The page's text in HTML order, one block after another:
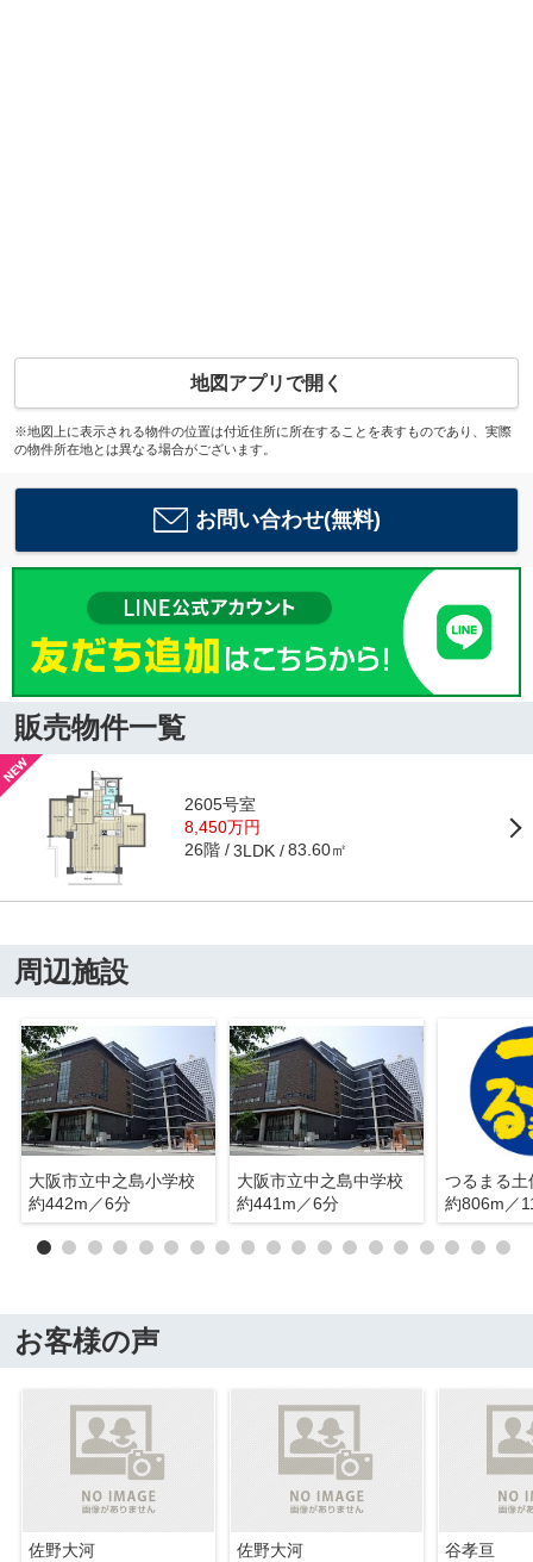
地図アプリで開く
※地図上に表示される物件の位置は付近住所に所在することを表すものであり、実際
の物件所在地とは異なる場合がございます。
お問い合わせ(無料)
販売物件一覧
2605号室
8,450万円
26階 3LDK 83.60㎡
周辺施設
大阪市立中之島小学校
約442m／6分
大阪市立中之島中学校
約441m／6分
約806m／
お客様の声
佐野大河 佐野大河 谷孝亘